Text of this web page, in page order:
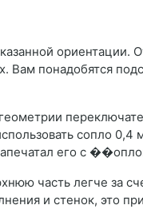
ориентации.
Вам понадобятся
сопло
его с
часть легче за
и стенок, это